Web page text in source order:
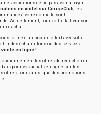
conditions de ne pas avoir à payer
en violet sur CeriseClub, les
à votre domicile sont
Actuellement, Toms offre la livraison
d'achat
forme d'un produit offert avec votre
des échantillons ou des services.
en ligne !
les offres de réduction en
pour vos achats en ligne sur les
offres Toms ainsi que des promotions